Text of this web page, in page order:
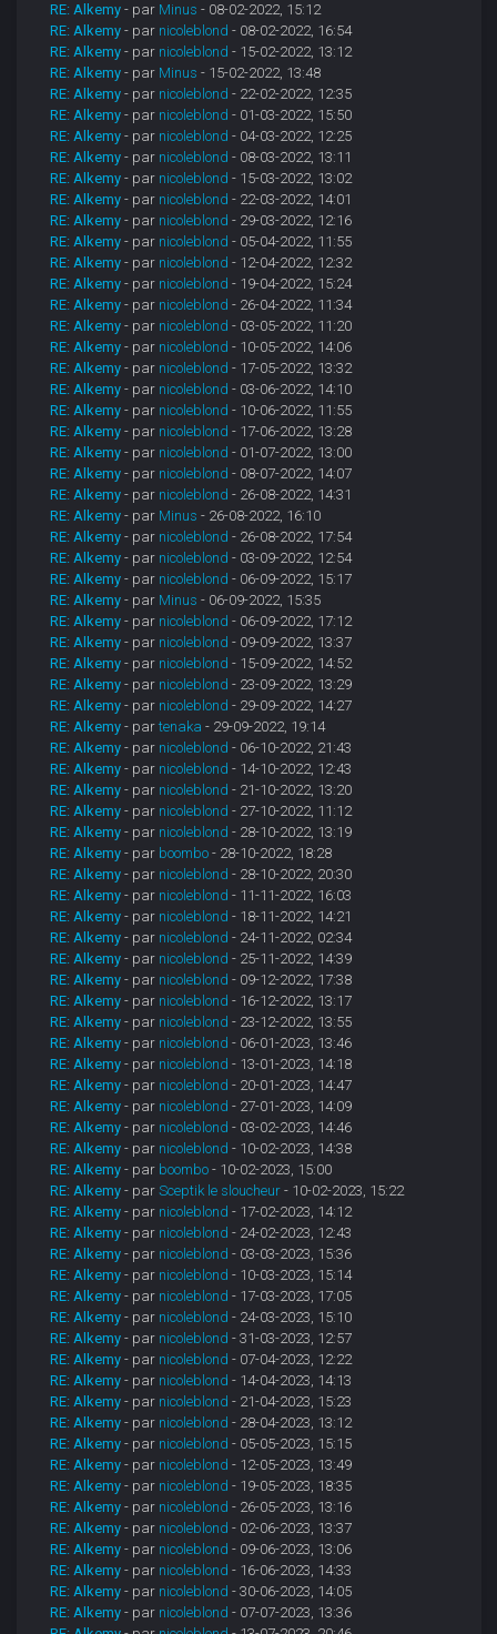
RE: Alkemy - par Minus - 08-02-2022, 15:12
RE: Alkemy - par nicoleblond - 08-02-2022, 16:54
RE: Alkemy - par nicoleblond - 15-02-2022, 13:12
RE: Alkemy - par Minus - 15-02-2022, 13:48
RE: Alkemy - par nicoleblond - 22-02-2022, 12:35
RE: Alkemy - par nicoleblond - 01-03-2022, 15:50
RE: Alkemy - par nicoleblond - 04-03-2022, 12:25
RE: Alkemy - par nicoleblond - 08-03-2022, 13:11
RE: Alkemy - par nicoleblond - 15-03-2022, 13:02
RE: Alkemy - par nicoleblond - 22-03-2022, 14:01
RE: Alkemy - par nicoleblond - 29-03-2022, 12:16
RE: Alkemy - par nicoleblond - 05-04-2022, 11:55
RE: Alkemy - par nicoleblond - 12-04-2022, 12:32
RE: Alkemy - par nicoleblond - 19-04-2022, 15:24
RE: Alkemy - par nicoleblond - 26-04-2022, 11:34
RE: Alkemy - par nicoleblond - 03-05-2022, 11:20
RE: Alkemy - par nicoleblond - 10-05-2022, 14:06
RE: Alkemy - par nicoleblond - 17-05-2022, 13:32
RE: Alkemy - par nicoleblond - 03-06-2022, 14:10
RE: Alkemy - par nicoleblond - 10-06-2022, 11:55
RE: Alkemy - par nicoleblond - 17-06-2022, 13:28
RE: Alkemy - par nicoleblond - 01-07-2022, 13:00
RE: Alkemy - par nicoleblond - 08-07-2022, 14:07
RE: Alkemy - par nicoleblond - 26-08-2022, 14:31
RE: Alkemy - par Minus - 26-08-2022, 16:10
RE: Alkemy - par nicoleblond - 26-08-2022, 17:54
RE: Alkemy - par nicoleblond - 03-09-2022, 12:54
RE: Alkemy - par nicoleblond - 06-09-2022, 15:17
RE: Alkemy - par Minus - 06-09-2022, 15:35
RE: Alkemy - par nicoleblond - 06-09-2022, 17:12
RE: Alkemy - par nicoleblond - 09-09-2022, 13:37
RE: Alkemy - par nicoleblond - 15-09-2022, 14:52
RE: Alkemy - par nicoleblond - 23-09-2022, 13:29
RE: Alkemy - par nicoleblond - 29-09-2022, 14:27
RE: Alkemy - partenaka - 29-09-2022, 19:14
RE: Alkemy - par nicoleblond - 06-10-2022, 21:43
RE: Alkemy - par nicoleblond - 14-10-2022, 12:43
RE: Alkemy - par nicoleblond - 21-10-2022, 13:20
RE: Alkemy - par nicoleblond - 27-10-2022, 11:12
RE: Alkemy - par nicoleblond - 28-10-2022, 13:19
RE: Alkemy - par boombo - 28-10-2022, 18:28
RE: Alkemy - par nicoleblond - 28-10-2022, 20:30
RE: Alkemy - par nicoleblond - 11-11-2022, 16:03
RE: Alkemy - par nicoleblond - 18-11-2022, 14:21
RE: Alkemy - par nicoleblond - 24-11-2022, 02:34
RE: Alkemy - par nicoleblond - 25-11-2022, 14:39
RE: Alkemy - par nicoleblond - 09-12-2022, 17:38
RE: Alkemy - par nicoleblond - 16-12-2022, 13:17
RE: Alkemy - par nicoleblond - 23-12-2022, 13:55
RE: Alkemy - par nicoleblond - 06-01-2023, 13:46
RE: Alkemy - par nicoleblond - 13-01-2023, 14:18
RE: Alkemy - par nicoleblond - 20-01-2023, 14:47
RE: Alkemy - par nicoleblond - 27-01-2023, 14:09
RE: Alkemy - par nicoleblond - 03-02-2023, 14:46
RE: Alkemy - par nicoleblond - 10-02-2023, 14:38
RE: Alkemy - par boombo - 10-02-2023, 15:00
RE: Alkemy - parSceptik le sloucheur - 10-02-2023, 15:22
RE: Alkemy - par nicoleblond - 17-02-2023, 14:12
RE: Alkemy - par nicoleblond - 24-02-2023, 12:43
RE: Alkemy - par nicoleblond - 03-03-2023, 15:36
RE: Alkemy - par nicoleblond - 10-03-2023, 15:14
RE: Alkemy - par nicoleblond - 17-03-2023, 17:05
RE: Alkemy - par nicoleblond - 24-03-2023, 15:10
RE: Alkemy - par nicoleblond - 31-03-2023, 12:57
RE: Alkemy - par nicoleblond - 07-04-2023, 12:22
RE: Alkemy - par nicoleblond - 14-04-2023, 14:13
RE: Alkemy - par nicoleblond - 21-04-2023, 15:23
RE: Alkemy - par nicoleblond - 28-04-2023, 13:12
RE: Alkemy - par nicoleblond - 05-05-2023, 15:15
RE: Alkemy - par nicoleblond - 12-05-2023, 13:49
RE: Alkemy - par nicoleblond - 19-05-2023, 18:35
RE: Alkemy - par nicoleblond - 26-05-2023, 13:16
RE: Alkemy - par nicoleblond - 02-06-2023, 13:37
RE: Alkemy - par nicoleblond - 09-06-2023, 13:06
RE: Alkemy - par nicoleblond - 16-06-2023, 14:33
RE: Alkemy - par nicoleblond - 30-06-2023, 14:05
RE: Alkemy - par nicoleblond - 07-07-2023, 13:36